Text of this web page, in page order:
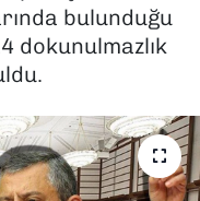
bulunduğu
dokunulmazlık